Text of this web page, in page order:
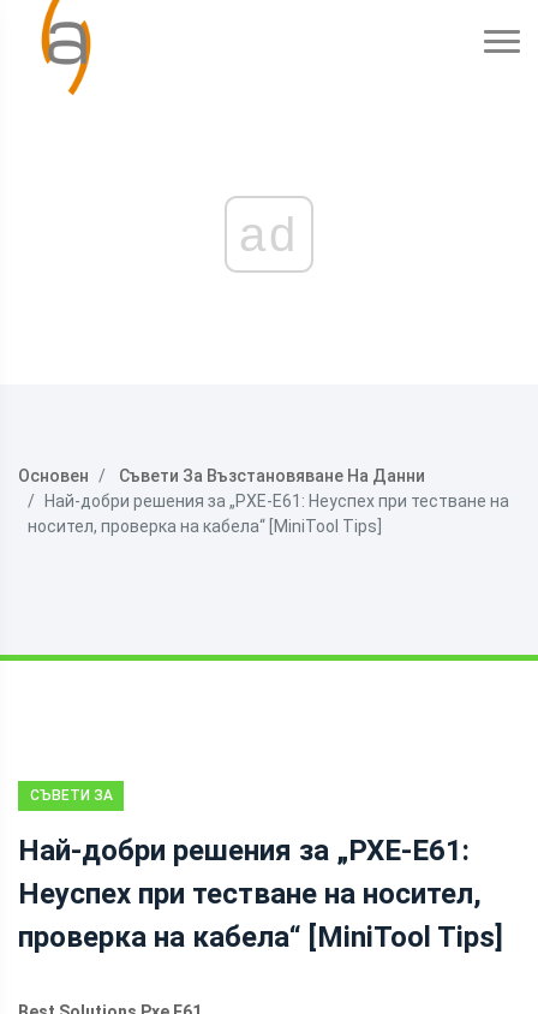
ad
Основен
Съвети За Възстановяване На Данни
Най-добри решения за „PXE-E61: Неуспех при тестване на
носител, проверка на кабела“ [MiniTool Tips]
СЪВЕТИ ЗА
НА ДАННИ
Най-добри решения за „PXE-E61:
Неуспех при тестване на носител,
проверка на кабела“ [MiniTool Tips]